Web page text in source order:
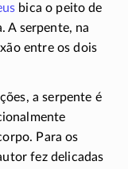
bica o peito de
A serpente, na
entre os dois
a serpente é
Para os
fez delicadas